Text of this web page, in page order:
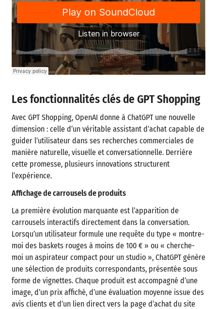
Les fonctionnalités clés de GPT Shopping
Avec GPT Shopping, OpenAI donne à ChatGPT une nouvelle
dimension : celle d’un véritable assistant d’achat capable de
guider l’utilisateur dans ses recherches commerciales de
manière naturelle, visuelle et conversationnelle. Derrière
cette promesse, plusieurs innovations structurent
l’expérience.
Affichage de carrousels de produits
La première évolution marquante est l’apparition de
carrousels interactifs directement dans la conversation.
Lorsqu’un utilisateur formule une requête du type « montre-
moi des baskets rouges à moins de 100 € » ou « cherche-
moi un aspirateur compact pour un studio », ChatGPT génère
une sélection de produits correspondants, présentée sous
forme de vignettes. Chaque produit est accompagné d’une
image, d’un prix affiché, d’une évaluation moyenne issue des
avis clients et d’un lien direct vers la page d’achat du site